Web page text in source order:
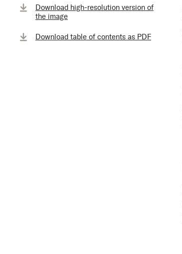
Download high-resolution version of
the image
Download table of contents as PDF